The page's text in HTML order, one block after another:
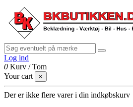
Log ind
0 Kurv /Tom
Your cart
×
Der er ikke flere varer i din indkøbskurv